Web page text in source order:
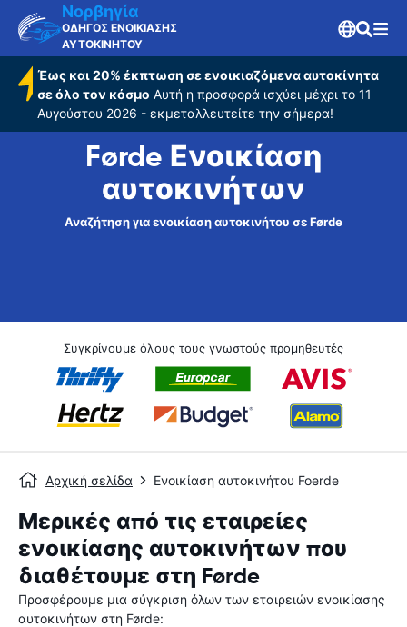
Νορβηγία
ΟΔΗΓΟΣ ΕΝΟΙΚΙΑΣΗΣ
ΑΥΤΟΚΙΝΗΤΟΥ
Έως και 20% έκπτωση σε ενοικιαζόμενα αυτοκίνητα
σε όλο τον κόσμο Αυτή η προσφορά ισχύει μέχρι το 11
Αυγούστου 2026 - εκμεταλλευτείτε την σήμερα!
Førde Ενοικίαση
αυτοκινήτων
Αναζήτηση για ενοικίαση αυτοκινήτου σε Førde
Συγκρίνουμε όλους τους γνωστούς προμηθευτές
Αρχική σελίδα Ενοικίαση αυτοκινήτου Foerde
Μερικές από τις εταιρείες
ενοικίασης αυτοκινήτων που
διαθέτουμε στη Førde
Προσφέρουμε μια σύγκριση όλων των εταιρειών ενοικίασης
αυτοκινήτων στη Førde: